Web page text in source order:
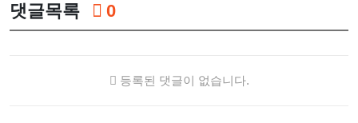
댓글목록 0
등록된 댓글이 없습니다.